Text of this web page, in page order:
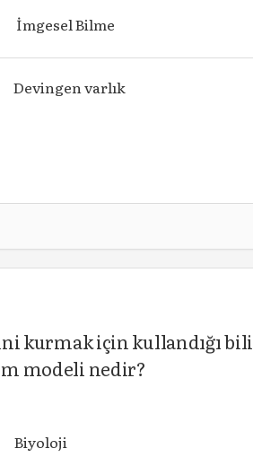
İmgesel Bilme
Devingen varlık
kurmak için kullandığı
modeli nedir?
Biyoloji